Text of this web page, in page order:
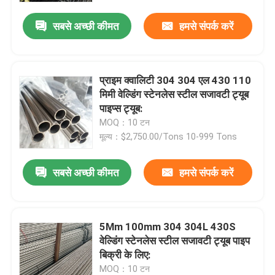
सबसे अच्छी कीमत हमसे संपर्क करें
प्राइम क्वालिटी 304 304 एल 430 110
मिमी वेल्डिंग स्टेनलेस स्टील सजावटी ट्यूब
पाइप्स ट्यूब:
MOQ：10 टन
मूल्य：$2,750.00/Tons 10-999 Tons
सबसे अच्छी कीमत हमसे संपर्क करें
5Mm 100mm 304 304L 430S
वेल्डिंग स्टेनलेस स्टील सजावटी ट्यूब पाइप
बिक्री के लिए:
MOQ：10 टन